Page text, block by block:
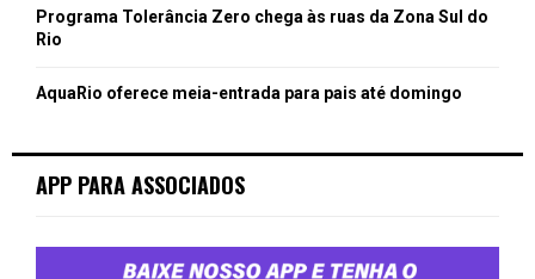
Programa Tolerância Zero chega às ruas da Zona Sul do
Rio
AquaRio oferece meia-entrada para pais até domingo
APP PARA ASSOCIADOS